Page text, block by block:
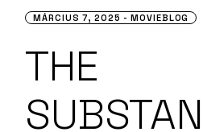
MÁRCIUS 7, 2025 MOVIEBLOG
THE